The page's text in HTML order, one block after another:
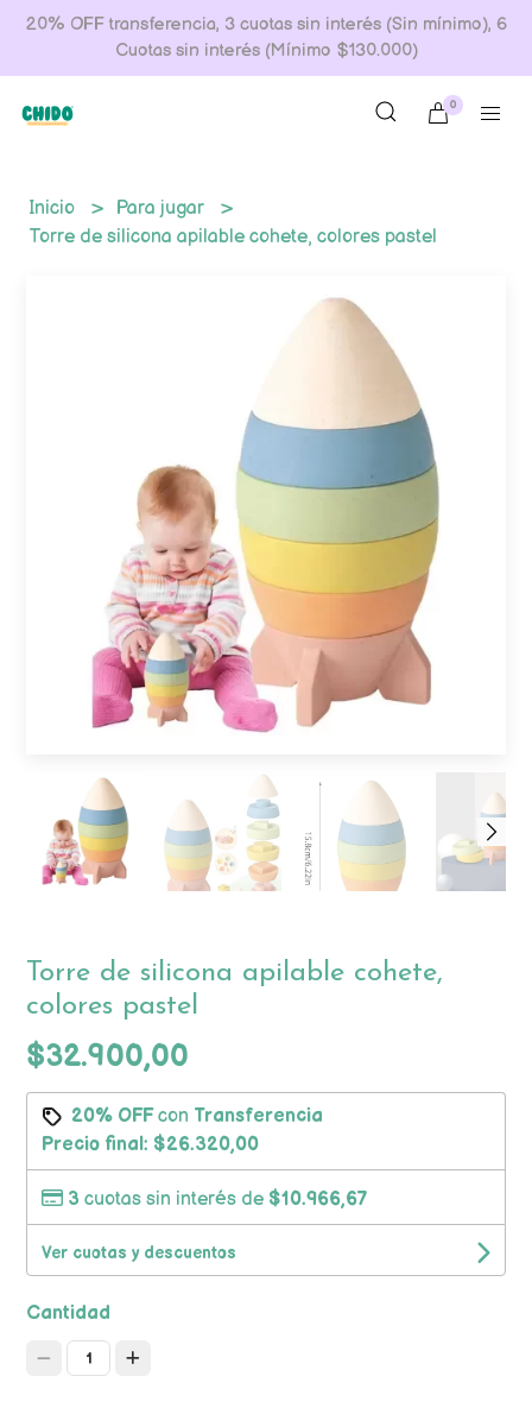
20% OFF transferencia, 3 cuotas sin interés (Sin mínimo), 6
Cuotas sin interés (Mínimo $130.000)
0
Inicio
Para jugar
Torre de silicona apilable cohete, colores pastel
Torre de silicona apilable cohete,
colores pastel
$32.900,00
20% OFFcon Transferencia
Precio final: $26.320,00
3 cuotas sin interés de $10.966,67
Ver cuotas y descuentos
Cantidad
1